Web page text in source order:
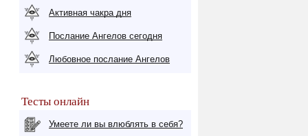
Активная чакра дня
Послание Ангелов сегодня
Любовное послание Ангелов
Тесты онлайн
Умеете ли вы влюблять в себя?